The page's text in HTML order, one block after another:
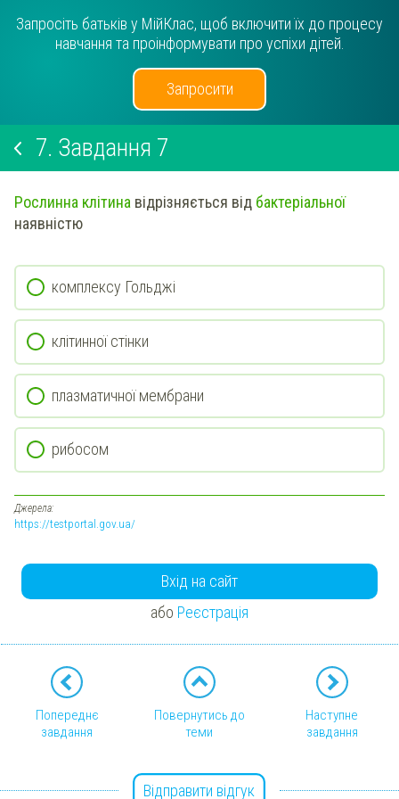
Запросіть батьків у МійКлас, щоб включити їх до процесу
навчання та проінформувати про успіхи дітей.
Запросити
7. Завдання 7
Рослинна клітина відрізняється від бактеріальної
наявністю
комплексу Гольджі
клітинної стінки
плазматичної мембрани
рибосом
Джерела:
https://testportal.gov.ua/
Вхід на сайт
або Реєстрація
Попереднє
завдання
Повернутись до
теми
Наступне
завдання
Відправити відгук